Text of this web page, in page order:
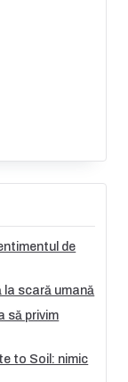
de
la scară umană
să privim
to Soil: nimic